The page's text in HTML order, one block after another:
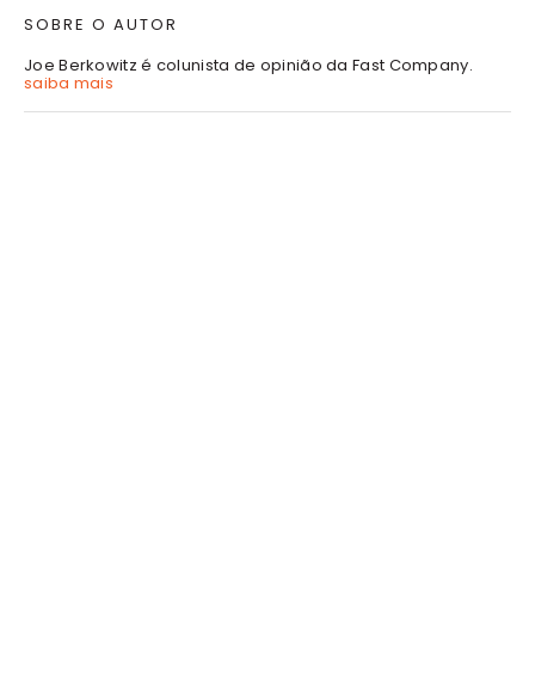
SOBRE O AUTOR
Joe Berkowitz é colunista de opinião da Fast Company.
saiba mais